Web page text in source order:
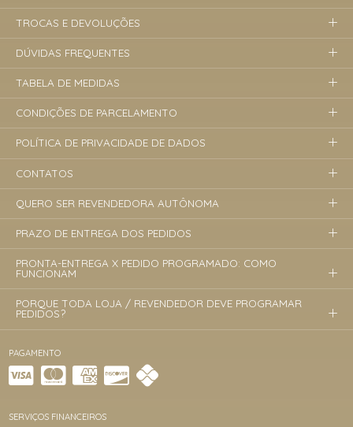
PAGAMENTO
SERVIÇOS FINANCEIROS
TROCAS E DEVOLUÇÕES
DÚVIDAS FREQUENTES
TABELA DE MEDIDAS
CONDIÇÕES DE PARCELAMENTO
POLÍTICA DE PRIVACIDADE DE DADOS
CONTATOS
QUERO SER REVENDEDORA AUTÔNOMA
PRAZO DE ENTREGA DOS PEDIDOS
PRONTA-ENTREGA X PEDIDO PROGRAMADO: COMO
FUNCIONAM
PORQUE TODA LOJA / REVENDEDOR DEVE PROGRAMAR
PEDIDOS?